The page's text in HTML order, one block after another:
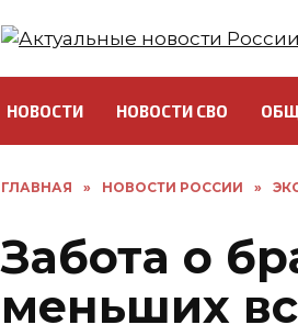
НОВОСТИ НОВОСТИ СВО
ГЛАВНАЯ » НОВОСТИ РОССИИ »
Забота о
меньших